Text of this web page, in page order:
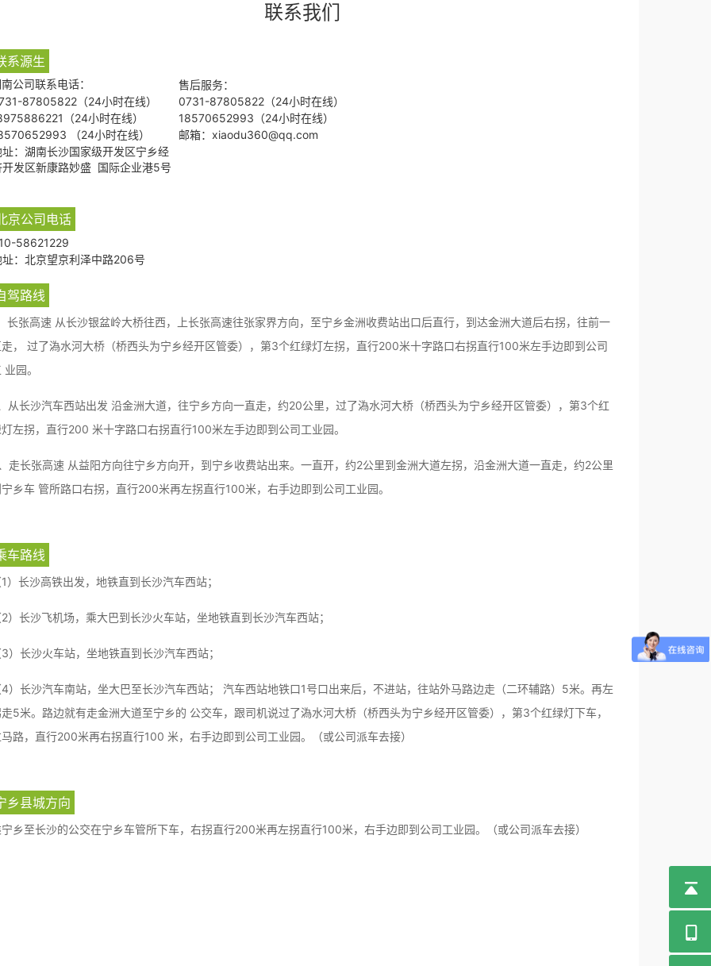
联系我们
系源生
公司联系电话：
售后服务：
87805822（24小时在线）
0731-87805822（24小时在线）
（24小时在线）
18570652993（24小时在线）
（24小时在线）
邮箱：xiaodu360@qq.com
：湖南长沙国家级开发区宁乡经
开发区新康路妙盛 国际企业港5号
京公司电话
58621229
：北京望京利泽中路206号
驾路线
长张高速 从长沙银盆岭大桥往西，上长张高速往张家界方向，至宁乡金洲收费站出口后直行，到达金洲大道后右拐，往前一
， 过了溈水河大桥（桥西头为宁乡经开区管委），第3个红绿灯左拐，直行200米十字路口右拐直行100米左手边即到公司
业园。
从长沙汽车西站出发 沿金洲大道，往宁乡方向一直走，约20公里，过了溈水河大桥（桥西头为宁乡经开区管委），第3个红
左拐，直行200 米十字路口右拐直行100米左手边即到公司工业园。
走长张高速 从益阳方向往宁乡方向开，到宁乡收费站出来。一直开，约2公里到金洲大道左拐，沿金洲大道一直走，约2公里
乡车 管所路口右拐，直行200米再左拐直行100米，右手边即到公司工业园。
车路线
）长沙高铁出发，地铁直到长沙汽车西站；
）长沙飞机场，乘大巴到长沙火车站，坐地铁直到长沙汽车西站；
）长沙火车站，坐地铁直到长沙汽车西站；
）长沙汽车南站，坐大巴至长沙汽车西站； 汽车西站地铁口1号口出来后，不进站，往站外马路边走（二环辅路）5米。再左
5米。路边就有走金洲大道至宁乡的 公交车，跟司机说过了溈水河大桥（桥西头为宁乡经开区管委），第3个红绿灯下车，
路，直行200米再右拐直行100 米，右手边即到公司工业园。（或公司派车去接）
乡县城方向
乡至长沙的公交在宁乡车管所下车，右拐直行200米再左拐直行100米，右手边即到公司工业园。（或公司派车去接）